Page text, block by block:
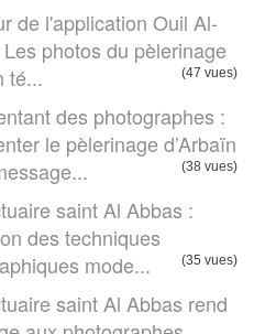
de l'application Ouil Al-
photos du pèlerinage
té...
(47 vues)
des photographes :
le pèlerinage d’Arbaïn
(38 vues)
saint Al Abbas :
des techniques
mode...
(35 vues)
saint Al Abbas rend